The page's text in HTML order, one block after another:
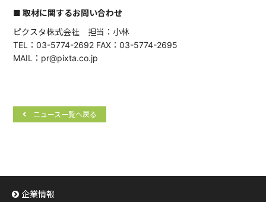
■ 取材に関するお問い合わせ
ピクスタ株式会社 担当：小林
TEL：03-5774-2692 FAX：03-5774-2695
MAIL：pr@pixta.co.jp
ニュース一覧へ戻る
企業情報